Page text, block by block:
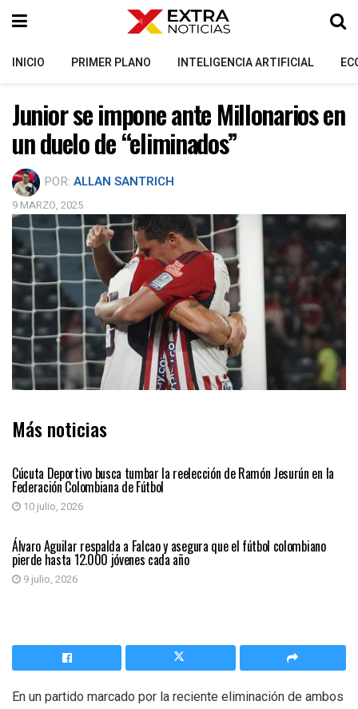
INICIO PRIMER PLANO INTELIGENCIA ARTIFICIAL
Junior se impone ante Millonarios en
un duelo de “eliminados”
POR: ALLAN SANTRICH
9 MARZO, 2025
Más noticias
Cúcuta Deportivo busca tumbar la reelección de Ramón Jesurún en la
Federación Colombiana de Fútbol
10 julio, 2026
DEPORTES
Álvaro Aguilar respalda a Falcao y asegura que el fútbol colombiano
pierde hasta 12.000 jóvenes cada año
9 julio, 2026
En un partido marcado por la reciente eliminación de ambos